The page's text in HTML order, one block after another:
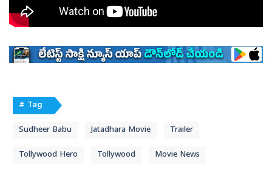
# Tag
Sudheer Babu Jatadhara Movie Trailer
Tollywood Hero Tollywood Movie News